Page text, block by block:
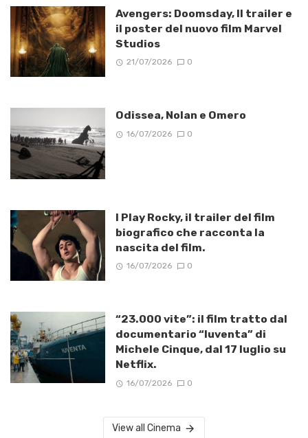
Avengers: Doomsday, Il trailer e
il poster del nuovo film Marvel
Studios
21/07/2026 0
Odissea, Nolan e Omero
16/07/2026 0
I Play Rocky, il trailer del film
biografico che racconta la
nascita del film.
16/07/2026 0
“23.000 vite”: il film tratto dal
documentario “Iuventa” di
Michele Cinque, dal 17 luglio su
Netflix.
16/07/2026 0
View all Cinema